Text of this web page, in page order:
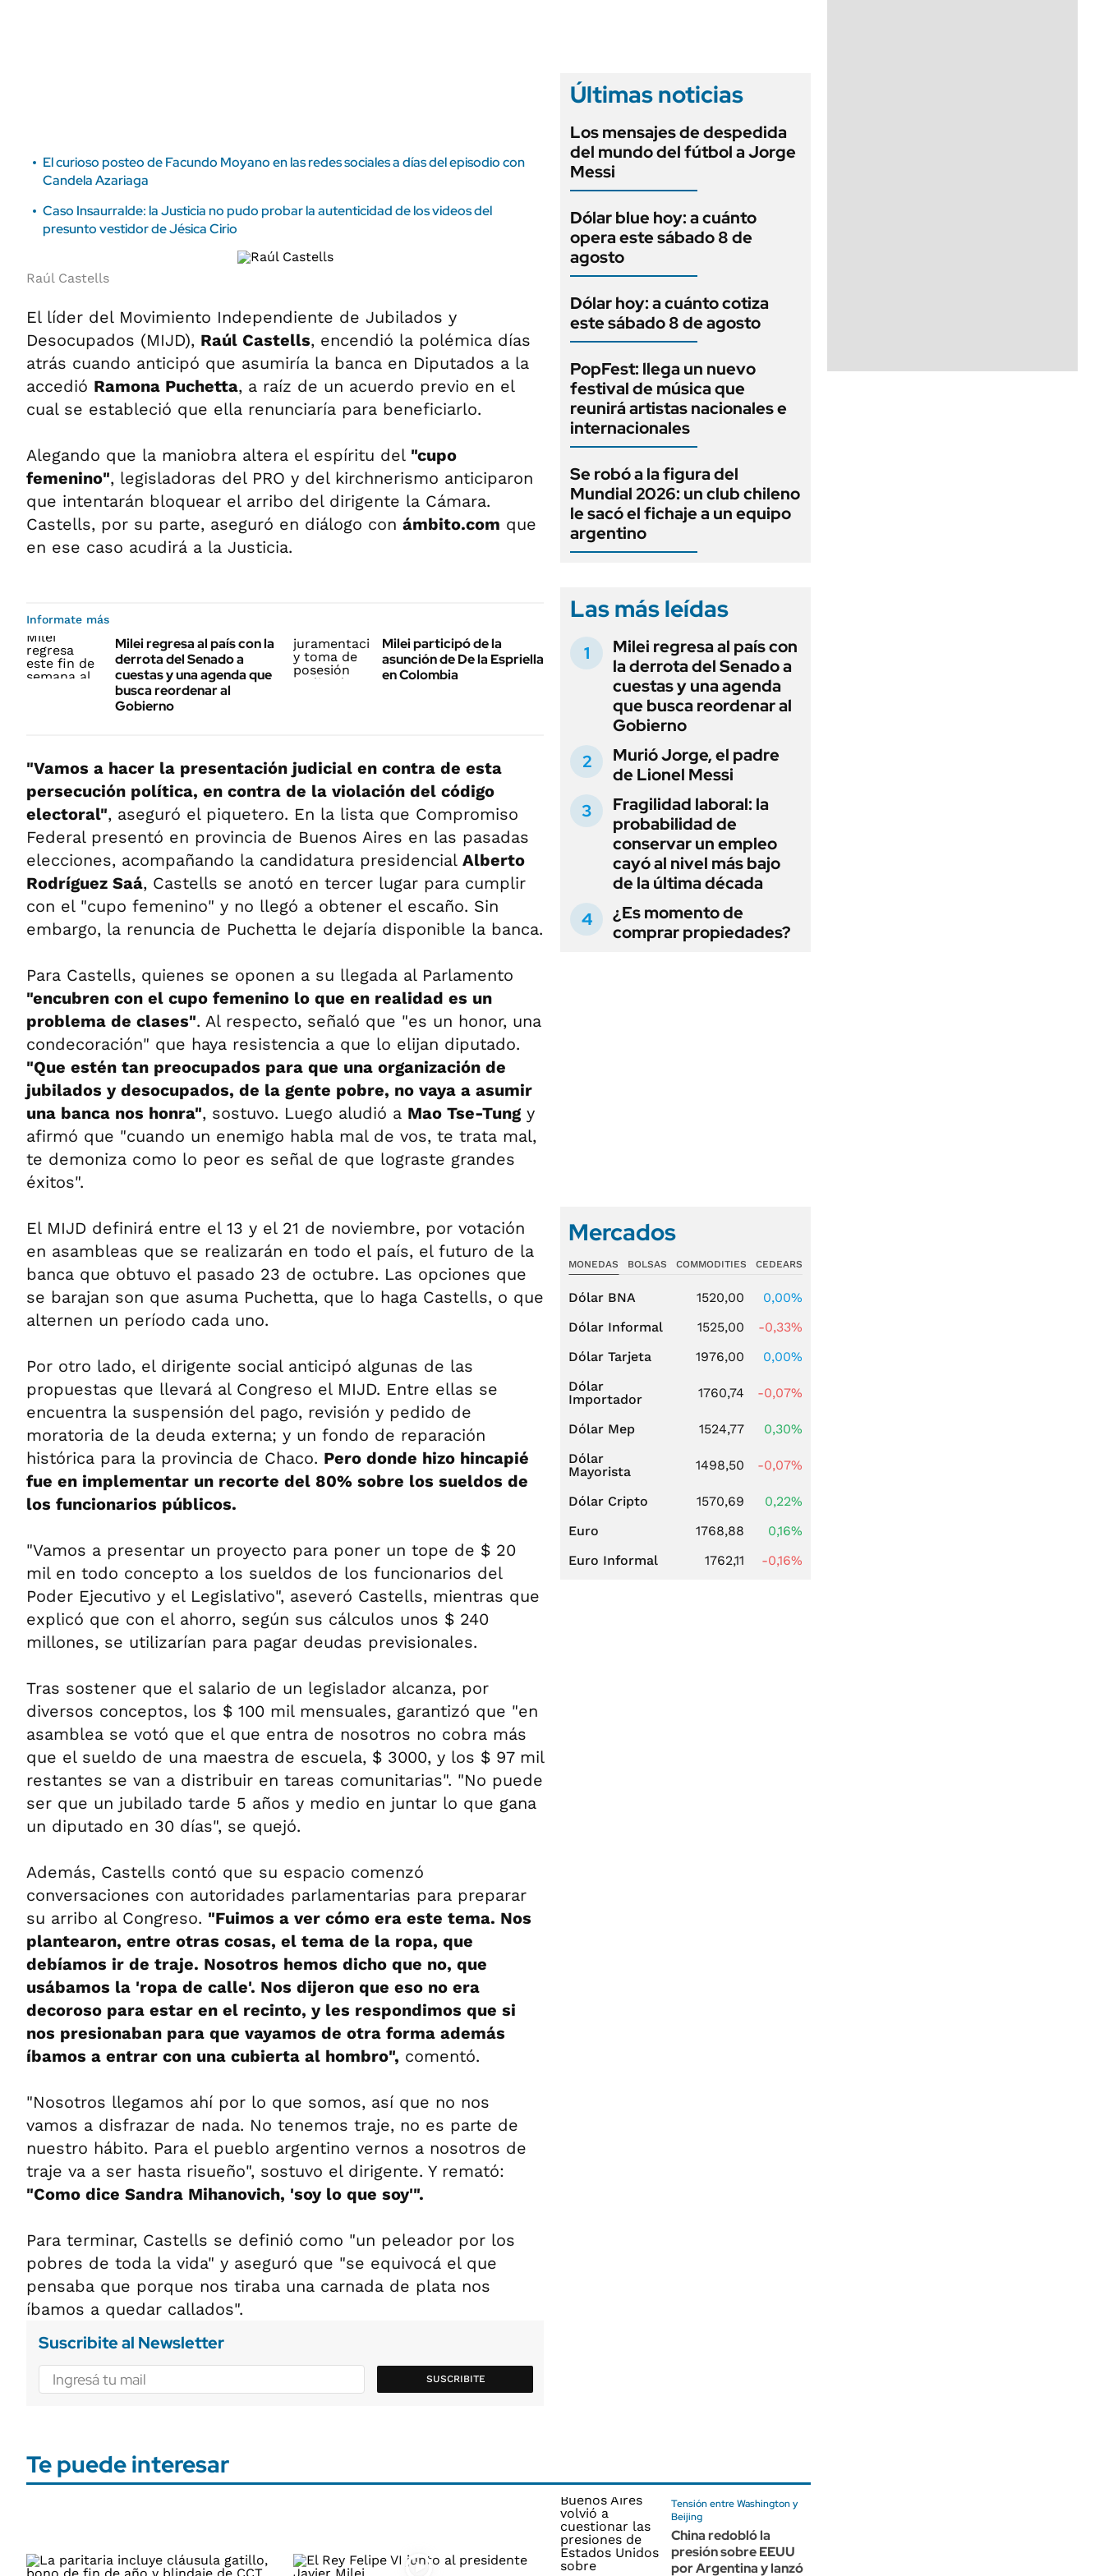
El curioso posteo de Facundo Moyano en las redes sociales a días del episodio con
Candela Azariaga
Caso Insaurralde: la Justicia no pudo probar la autenticidad de los videos del
presunto vestidor de Jésica Cirio
Raúl Castells
El líder del Movimiento Independiente de Jubilados y
Desocupados (MIJD), Raúl Castells, encendió la polémica días
atrás cuando anticipó que asumiría la banca en Diputados a la
accedió Ramona Puchetta, a raíz de un acuerdo previo en el
cual se estableció que ella renunciaría para beneficiarlo.
Alegando que la maniobra altera el espíritu del "cupo
femenino", legisladoras del PRO y del kirchnerismo anticiparon
que intentarán bloquear el arribo del dirigente la Cámara.
Castells, por su parte, aseguró en diálogo con ámbito.com que
en ese caso acudirá a la Justicia.
Informate más
Milei regresa al país con la
derrota del Senado a
cuestas y una agenda que
busca reordenar al
Gobierno
Milei participó de la
asunción de De la Espriella
en Colombia
"Vamos a hacer la presentación judicial en contra de esta
persecución política, en contra de la violación del código
electoral", aseguró el piquetero. En la lista que Compromiso
Federal presentó en provincia de Buenos Aires en las pasadas
elecciones, acompañando la candidatura presidencial Alberto
Rodríguez Saá, Castells se anotó en tercer lugar para cumplir
con el "cupo femenino" y no llegó a obtener el escaño. Sin
embargo, la renuncia de Puchetta le dejaría disponible la banca.
Para Castells, quienes se oponen a su llegada al Parlamento
"encubren con el cupo femenino lo que en realidad es un
problema de clases". Al respecto, señaló que "es un honor, una
condecoración" que haya resistencia a que lo elijan diputado.
"Que estén tan preocupados para que una organización de
jubilados y desocupados, de la gente pobre, no vaya a asumir
una banca nos honra", sostuvo. Luego aludió a Mao Tse-Tung y
afirmó que "cuando un enemigo habla mal de vos, te trata mal,
te demoniza como lo peor es señal de que lograste grandes
éxitos".
El MIJD definirá entre el 13 y el 21 de noviembre, por votación
en asambleas que se realizarán en todo el país, el futuro de la
banca que obtuvo el pasado 23 de octubre. Las opciones que
se barajan son que asuma Puchetta, que lo haga Castells, o que
alternen un período cada uno.
Por otro lado, el dirigente social anticipó algunas de las
propuestas que llevará al Congreso el MIJD. Entre ellas se
encuentra la suspensión del pago, revisión y pedido de
moratoria de la deuda externa; y un fondo de reparación
histórica para la provincia de Chaco. Pero donde hizo hincapié
fue en implementar un recorte del 80% sobre los sueldos de
los funcionarios públicos.
"Vamos a presentar un proyecto para poner un tope de $ 20
mil en todo concepto a los sueldos de los funcionarios del
Poder Ejecutivo y el Legislativo", aseveró Castells, mientras que
explicó que con el ahorro, según sus cálculos unos $ 240
millones, se utilizarían para pagar deudas previsionales.
Tras sostener que el salario de un legislador alcanza, por
diversos conceptos, los $ 100 mil mensuales, garantizó que "en
asamblea se votó que el que entra de nosotros no cobra más
que el sueldo de una maestra de escuela, $ 3000, y los $ 97 mil
restantes se van a distribuir en tareas comunitarias". "No puede
ser que un jubilado tarde 5 años y medio en juntar lo que gana
un diputado en 30 días", se quejó.
Además, Castells contó que su espacio comenzó
conversaciones con autoridades parlamentarias para preparar
su arribo al Congreso. "Fuimos a ver cómo era este tema. Nos
plantearon, entre otras cosas, el tema de la ropa, que
debíamos ir de traje. Nosotros hemos dicho que no, que
usábamos la 'ropa de calle'. Nos dijeron que eso no era
decoroso para estar en el recinto, y les respondimos que si
nos presionaban para que vayamos de otra forma además
íbamos a entrar con una cubierta al hombro", comentó.
"Nosotros llegamos ahí por lo que somos, así que no nos
vamos a disfrazar de nada. No tenemos traje, no es parte de
nuestro hábito. Para el pueblo argentino vernos a nosotros de
traje va a ser hasta risueño", sostuvo el dirigente. Y remató:
"Como dice Sandra Mihanovich, 'soy lo que soy'".
Para terminar, Castells se definió como "un peleador por los
pobres de toda la vida" y aseguró que "se equivocá el que
pensaba que porque nos tiraba una carnada de plata nos
íbamos a quedar callados".
Suscribite al Newsletter
SUSCRIBITE
Últimas noticias
Los mensajes de despedida
del mundo del fútbol a Jorge
Messi
Dólar blue hoy: a cuánto
opera este sábado 8 de
agosto
Dólar hoy: a cuánto cotiza
este sábado 8 de agosto
PopFest: llega un nuevo
festival de música que
reunirá artistas nacionales e
internacionales
Se robó a la figura del
Mundial 2026: un club chileno
le sacó el fichaje a un equipo
argentino
Las más leídas
Milei regresa al país con
la derrota del Senado a
cuestas y una agenda
que busca reordenar al
Gobierno
Murió Jorge, el padre
de Lionel Messi
Fragilidad laboral: la
probabilidad de
conservar un empleo
cayó al nivel más bajo
de la última década
¿Es momento de
comprar propiedades?
Mercados
MONEDAS BOLSAS COMMODITIES CEDEARS
Dólar BNA 1520,00
0,00%
Dólar Informal
1525,00
-0,33%
Dólar Tarjeta
1976,00
0,00%
Dólar
Importador
1760,74 -0,07%
Dólar Mep 1524,77
0,30%
Dólar
Mayorista
1498,50 -0,07%
Dólar Cripto 1570,69
0,22%
Euro
1768,88
0,16%
Euro Informal
1762,11 -0,16%
Te puede interesar
Tensión entre Washington y
Beijing
China redobló la
presión sobre EEUU
por Argentina y lanzó